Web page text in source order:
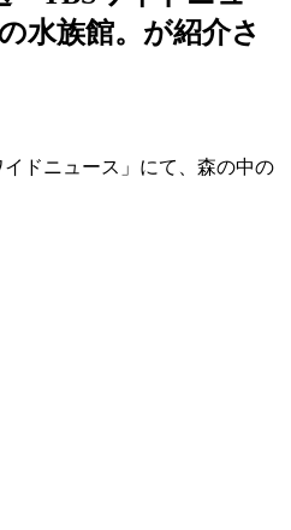
水族館。が紹介さ
ドニュース」にて、森の中の